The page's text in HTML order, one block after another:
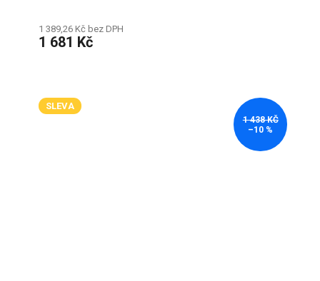
1 389,26 Kč bez DPH
1 681 Kč
SLEVA
1 438 KČ
–10 %